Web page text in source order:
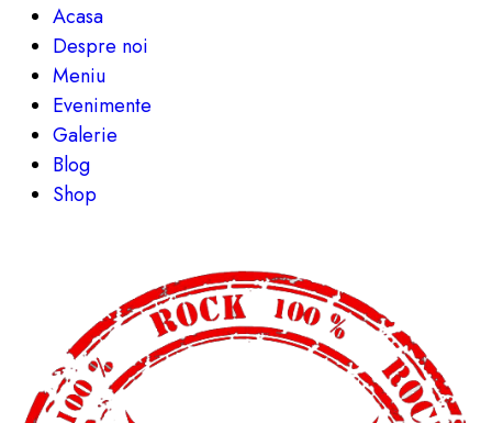
Acasa
Despre noi
Meniu
Evenimente
Galerie
Blog
Shop